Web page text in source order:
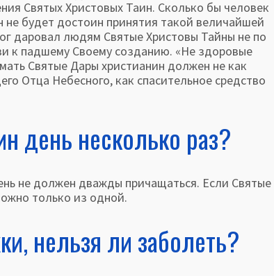
Святых Христовых Таин. Сколько бы человек
не будет достоин принятия такой величайшей
даровал людям Святые Христовы Тайны не по
к падшему Своему созданию. «Не здоровые
Святые Дары христианин должен не как
Отца Небесного, как спасительное средство
день несколько раз?
должен дважды причащаться. Если Святые
только из одной.
нельзя ли заболеть?